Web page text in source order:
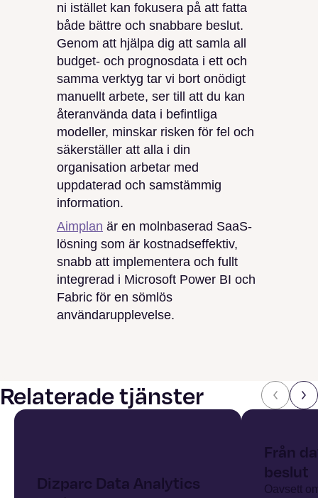
ni istället kan fokusera på att fatta
både bättre och snabbare beslut.
Genom att hjälpa dig att samla all
budget- och prognosdata i ett och
samma verktyg tar vi bort onödigt
manuellt arbete, ser till att du kan
återanvända data i befintliga
modeller, minskar risken för fel och
säkerställer att alla i din
organisation arbetar med
uppdaterad och samstämmig
information.
Aimplan är en molnbaserad SaaS-
lösning som är kostnadseffektiv,
snabb att implementera och fullt
integrerad i Microsoft Power BI och
Fabric för en sömlös
användarupplevelse.
Relaterade tjänster
Dizparc Data Analytics
Från
beslut
Oavsett